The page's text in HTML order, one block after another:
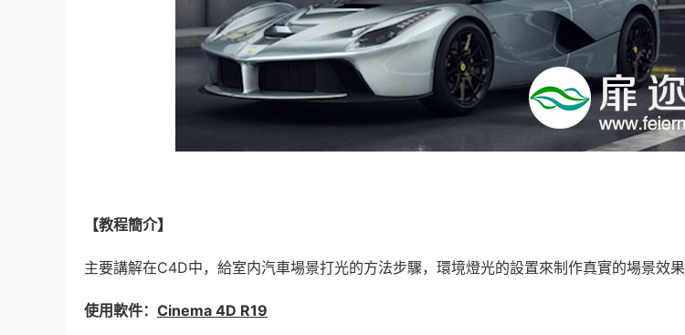
【教程簡介】
主要講解在C4D中，給室内汽車場景打光的方法步驟，環境燈光的設置來制作真實的場景效果
使用軟件： Cinema 4D R19